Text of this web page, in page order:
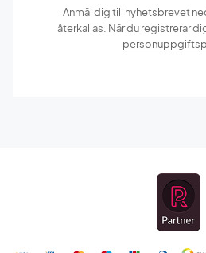
Anmäl dig till nyhetsbrevet
återkallas. När du registrerar